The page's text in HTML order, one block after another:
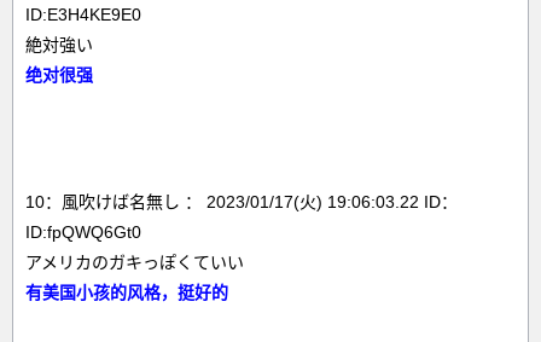
ID:E3H4KE9E0
絶対強い
绝对很强
10：風吹けば名無し ： 2023/01/17(火) 19:06:03.22 ID：
ID:fpQWQ6Gt0
アメリカのガキっぽくていい
有美国小孩的风格，挺好的